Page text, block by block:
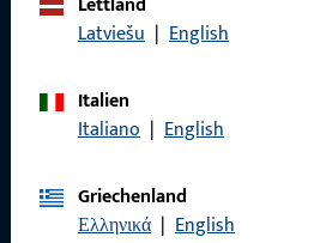
Wir sind gerne für Sie da – schnell,
zuverlässig.Latviešu | English
Italien
Italiano | English
Griechenland
Ελληνικά | English